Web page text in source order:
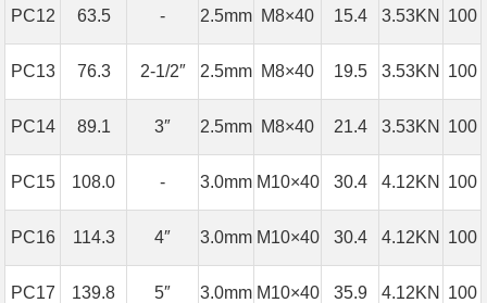
PC12 63.5 - 2.5mm M8×40 15.4 3.53KN 100
PC13 76.3 2-1/2″ 2.5mm M8×40 19.5 3.53KN 100
PC14 89.1 3″ 2.5mm M8×40 21.4 3.53KN 100
PC15 108.0 - 3.0mm M10×40 30.4 4.12KN 100
PC16 114.3 4″ 3.0mm M10×40 30.4 4.12KN 100
PC17 139.8 5″ 3.0mm M10×40 35.9 4.12KN 100